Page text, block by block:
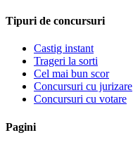
Tipuri de concursuri
Castig instant
Trageri la sorti
Cel mai bun scor
Concursuri cu jurizare
Concursuri cu votare
Pagini